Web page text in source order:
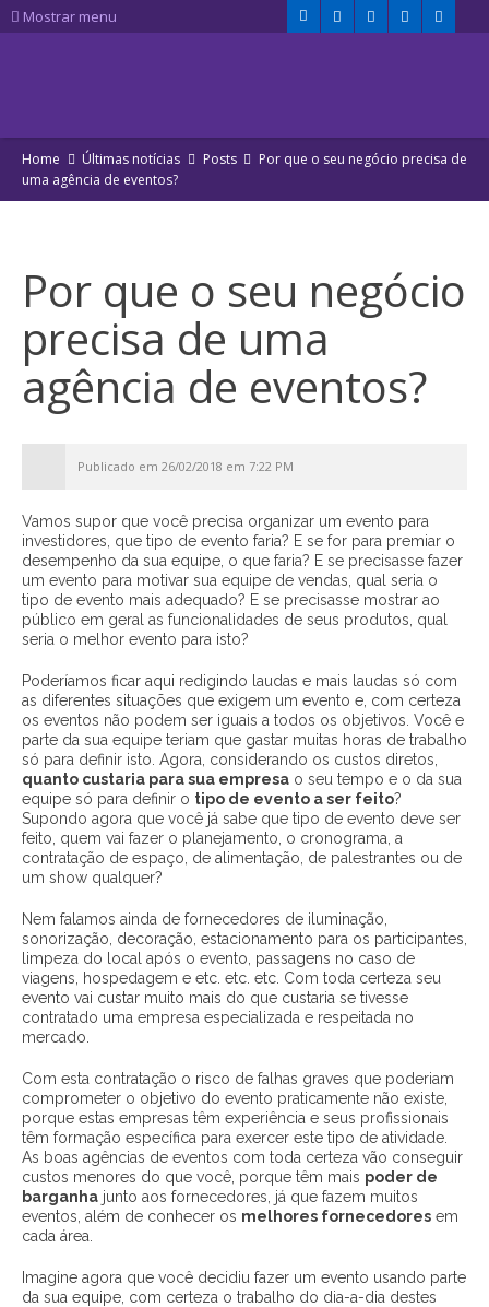
Mostrar menu
Home Últimas notícias Posts
Por que o seu negócio precisa de
uma agência de eventos?
Por que o seu negócio
precisa de uma
agência de eventos?
Publicado em 26/02/2018 em 7:22 PM
Vamos supor que você precisa organizar um evento para
investidores, que tipo de evento faria? E se for para premiar o
desempenho da sua equipe, o que faria? E se precisasse fazer
um evento para motivar sua equipe de vendas, qual seria o
tipo de evento mais adequado? E se precisasse mostrar ao
público em geral as funcionalidades de seus produtos, qual
seria o melhor evento para isto?
Poderíamos ficar aqui redigindo laudas e mais laudas só com
as diferentes situações que exigem um evento e, com certeza
os eventos não podem ser iguais a todos os objetivos. Você e
parte da sua equipe teriam que gastar muitas horas de trabalho
só para definir isto. Agora, considerando os custos diretos,
quanto custaria para sua empresa o seu tempo e o da sua
equipe só para definir o tipo de evento a ser feito?
Supondo agora que você já sabe que tipo de evento deve ser
feito, quem vai fazer o planejamento, o cronograma, a
contratação de espaço, de alimentação, de palestrantes ou de
um show qualquer?
Nem falamos ainda de fornecedores de iluminação,
sonorização, decoração, estacionamento para os participantes,
limpeza do local após o evento, passagens no caso de
viagens, hospedagem e etc. etc. etc. Com toda certeza seu
evento vai custar muito mais do que custaria se tivesse
contratado uma empresa especializada e respeitada no
mercado.
Com esta contratação o risco de falhas graves que poderiam
comprometer o objetivo do evento praticamente não existe,
porque estas empresas têm experiência e seus profissionais
têm formação específica para exercer este tipo de atividade.
As boas agências de eventos com toda certeza vão conseguir
custos menores do que você, porque têm mais poder de
barganha junto aos fornecedores, já que fazem muitos
eventos, além de conhecer os melhores fornecedores em
cada área.
Imagine agora que você decidiu fazer um evento usando parte
da sua equipe, com certeza o trabalho do dia-a-dia destes